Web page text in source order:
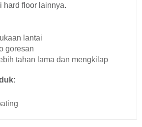
hard floor lainnya.
lantai
goresan
tahan lama dan mengkilap